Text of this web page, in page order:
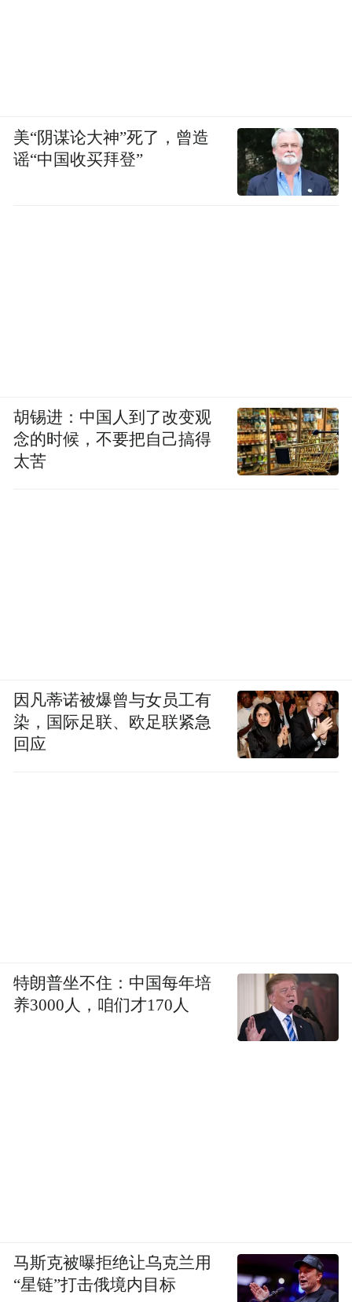
美“阴谋论大神”死了，曾造
谣“中国收买拜登”
胡锡进：中国人到了改变观
念的时候，不要把自己搞得
太苦
因凡蒂诺被爆曾与女员工有
染，国际足联、欧足联紧急
回应
特朗普坐不住：中国每年培
养3000人，咱们才170人
马斯克被曝拒绝让乌克兰用
“星链”打击俄境内目标